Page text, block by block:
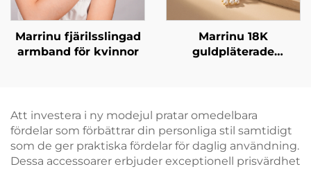
Marrinu fjärilsslingad
armband för kvinnor
Marrinu 18K
guldpläterade
lättviktiga och
eleganta uttrycksfulla
hängörhängen
Att investera i ny modejul pratar omedelbara
fördelar som förbättrar din personliga stil samtidigt
som de ger praktiska fördelar för daglig användning.
Dessa accessoarer erbjuder exceptionell prisvärdhet